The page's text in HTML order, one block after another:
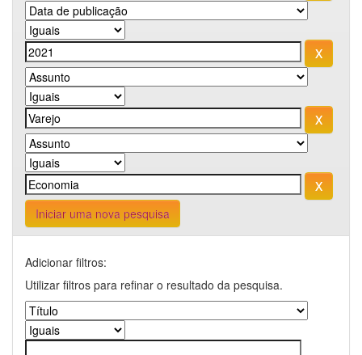
Iniciar uma nova pesquisa
Adicionar filtros:
Utilizar filtros para refinar o resultado da pesquisa.